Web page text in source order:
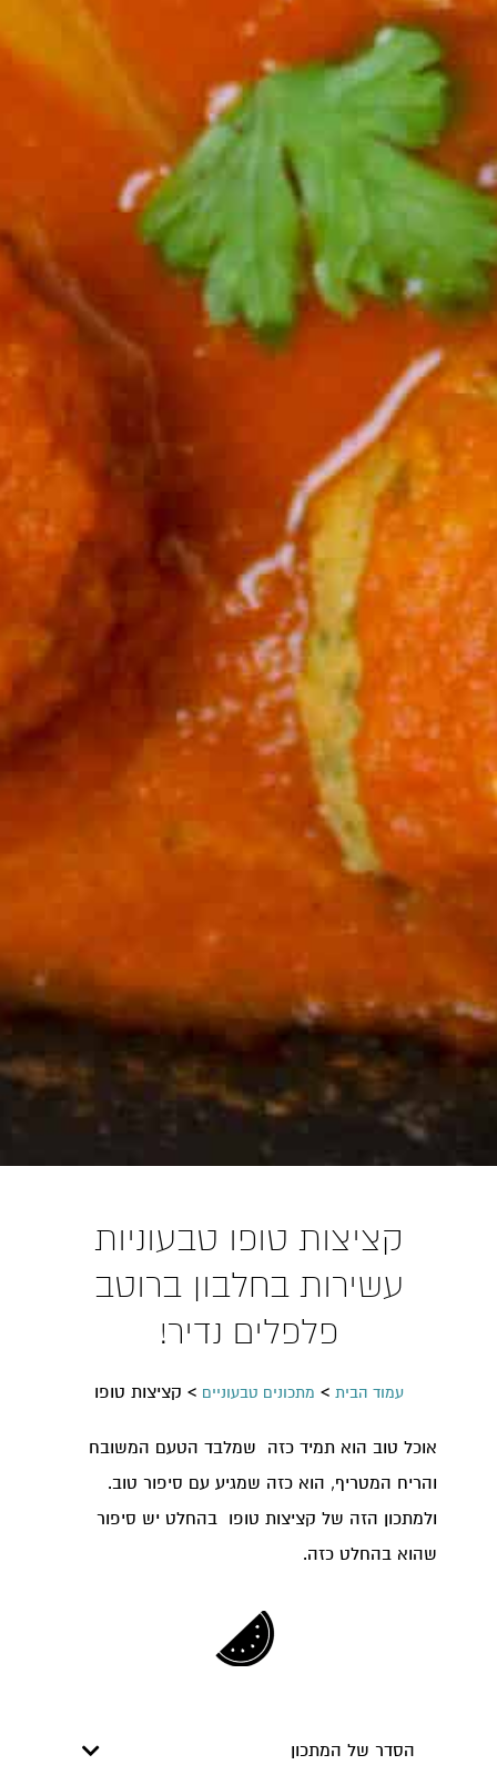
קציצות טופו טבעוניות
עשירות בחלבון ברוטב
פלפלים נדיר!
עמוד הבית > מתכונים טבעוניים > קציצות טופו
אוכל טוב הוא תמיד כזה שמלבד הטעם המשובח
והריח המטריף, הוא כזה שמגיע עם סיפור טוב.
ולמתכון הזה של קציצות טופו בהחלט יש סיפור
שהוא בהחלט כזה.
הסדר של המתכון